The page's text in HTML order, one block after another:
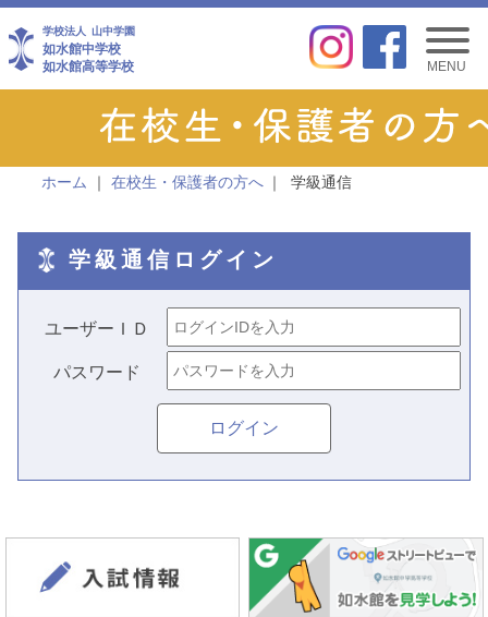
学校法人 山中学園
如水館中学校
如水館高等学校
MENU
ホーム 在校生・保護者の方へ 学級通信
学級通信ログイン
ユーザーＩＤ
パスワード
ログイン